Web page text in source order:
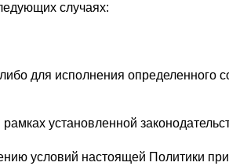
случаях:
для исполнения определенного
установленной
условий настоящей Политики